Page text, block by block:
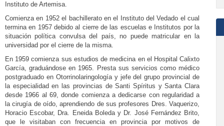
Instituto de Artemisa.
Comienza en 1952 el bachillerato en el Instituto del Vedado el cual
termina en 1957 debido al cierre de las escuelas e Institutos por la
situación política convulsa del país, no puede matricular en la
universidad por el cierre de la misma.
En 1959 comienza sus estudios de medicina en el Hospital Calixto
García, graduándose en 1965. Presta sus servicios como médico
postgraduado en Otorrinolaringología y jefe del grupo provincial de
la especialidad en las provincias de Santi Spíritus y Santa Clara
desde 1966 al 69, donde comienza a dedicarse con regularidad a
la cirugía de oído, aprendiendo de sus profesores Dres. Vaquerizo,
Horacio Escobar, Dra. Eneida Boleda y Dr. José Fernández Brito,
que le visitaban con frecuencia en provincia por motivos de